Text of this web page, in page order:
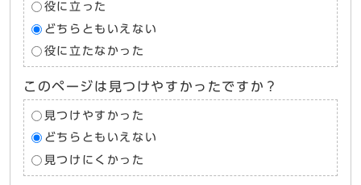
役に立った
どちらともいえない
役に立たなかった
このページは見つけやすかったですか？
見つけやすかった
どちらともいえない
見つけにくかった